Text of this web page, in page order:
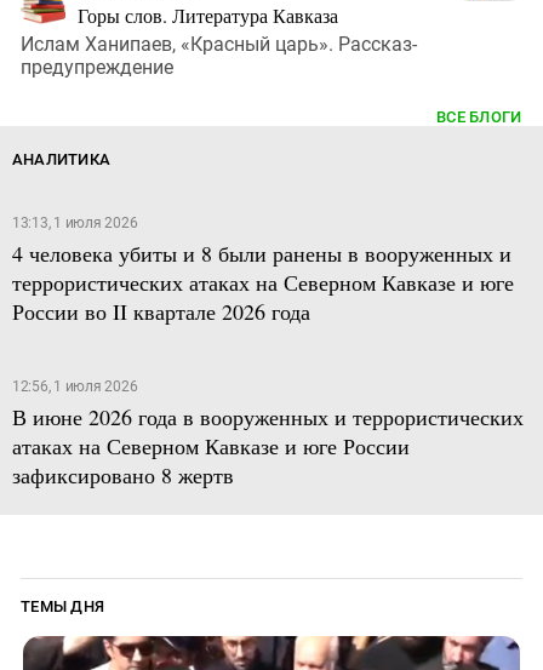
Горы слов. Литература Кавказа
Ислам Ханипаев, «Красный царь». Рассказ-
предупреждение
ВСЕ БЛОГИ
АНАЛИТИКА
13:13, 1 июля 2026
4 человека убиты и 8 были ранены в вооруженных и
террористических атаках на Северном Кавказе и юге
России во II квартале 2026 года
12:56, 1 июля 2026
В июне 2026 года в вооруженных и террористических
атаках на Северном Кавказе и юге России
зафиксировано 8 жертв
ТЕМЫ ДНЯ